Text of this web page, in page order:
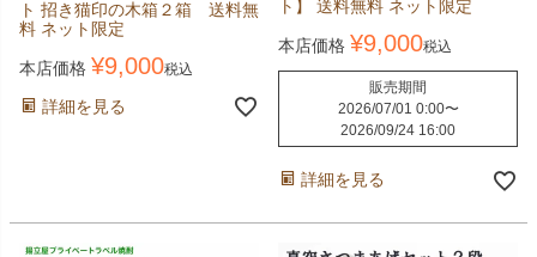
ト 招き猫印の木箱２箱 送料無
料 ネット限定
本店価格 ¥9,000税込
詳細を見る
ト】 送料無料 ネット限定
本店価格 ¥9,000税込
販売期間
2026/07/01 0:00〜
2026/09/24 16:00
詳細を見る